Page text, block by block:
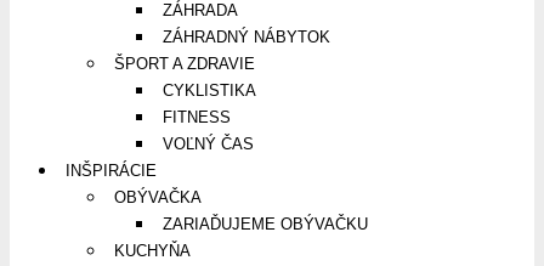
ZÁHRADA
ZÁHRADNÝ NÁBYTOK
ŠPORT A ZDRAVIE
CYKLISTIKA
FITNESS
VOĽNÝ ČAS
INŠPIRÁCIE
OBÝVAČKA
ZARIAĎUJEME OBÝVAČKU
KUCHYŇA